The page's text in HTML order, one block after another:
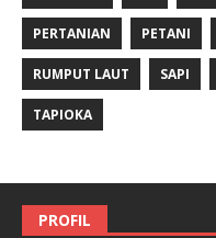
PERTANIAN PETANI
RUMPUT LAUT SAPI
TAPIOKA
PROFIL